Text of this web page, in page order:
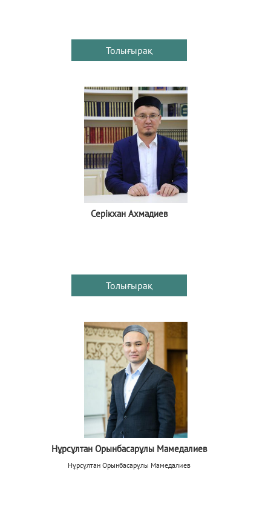
Толығырақ
Серікхан Ахмадиев
Толығырақ
Нұрсұлтан Орынбасарұлы Мамедалиев
Нұрсұлтан Орынбасарұлы Мамедалиев